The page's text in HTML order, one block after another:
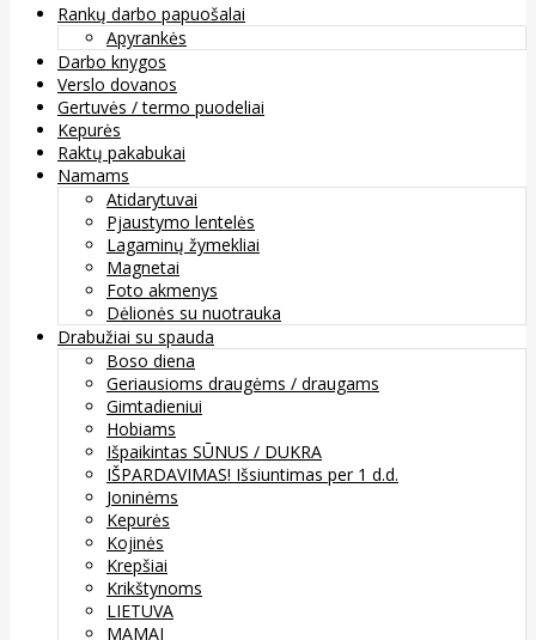
Rankų darbo papuošalai
Apyrankės
Darbo knygos
Verslo dovanos
Gertuvės / termo puodeliai
Kepurės
Raktų pakabukai
Namams
Atidarytuvai
Pjaustymo lentelės
Lagaminų žymekliai
Magnetai
Foto akmenys
Dėlionės su nuotrauka
Drabužiai su spauda
Boso diena
Geriausioms draugėms / draugams
Gimtadieniui
Hobiams
Išpaikintas SŪNUS / DUKRA
IŠPARDAVIMAS! Išsiuntimas per 1 d.d.
Joninėms
Kepurės
Kojinės
Krepšiai
Krikštynoms
LIETUVA
MAMAI